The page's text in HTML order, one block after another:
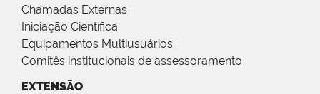
Chamadas Externas
Iniciação Científica
Equipamentos Multiusuários
Comitês institucionais de assessoramento
EXTENSÃO